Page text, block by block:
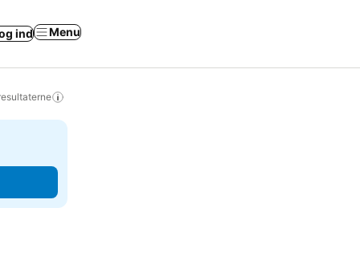
ind Menu